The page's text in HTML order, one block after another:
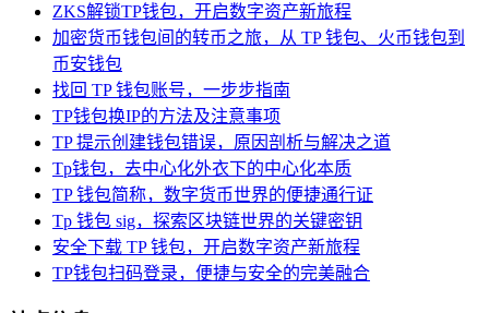
ZKS解锁TP钱包，开启数字资产新旅程
加密货币钱包间的转币之旅，从 TP 钱包、火币钱包到
币安钱包
找回 TP 钱包账号，一步步指南
TP钱包换IP的方法及注意事项
TP 提示创建钱包错误，原因剖析与解决之道
Tp钱包，去中心化外衣下的中心化本质
TP 钱包简称，数字货币世界的便捷通行证
Tp 钱包 sig，探索区块链世界的关键密钥
安全下载 TP 钱包，开启数字资产新旅程
TP钱包扫码登录，便捷与安全的完美融合